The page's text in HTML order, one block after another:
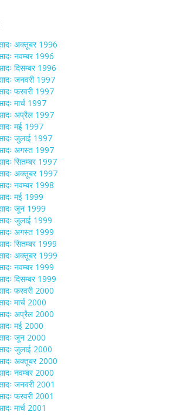
अक्तूबर 1996
नवम्बर 1996
दिसम्बर 1996
जनवरी 1997
फरवरी 1997
मार्च 1997
अप्रैल 1997
मई 1997
जुलाई 1997
अगस्त 1997
सितम्बर 1997
अक्तूबर 1997
नवम्बर 1998
मई 1999
जून 1999
जुलाई 1999
अगस्त 1999
सितम्बर 1999
अक्तूबर 1999
नवम्बर 1999
दिसम्बर 1999
फरवरी 2000
मार्च 2000
अप्रैल 2000
मई 2000
जून 2000
जुलाई 2000
अक्तूबर 2000
नवम्बर 2000
जनवरी 2001
फरवरी 2001
मार्च 2001